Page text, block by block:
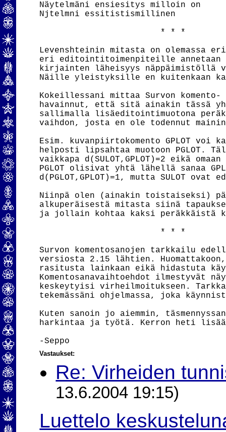
Näytelmäni ensiesitys milloin on
Njtelmni essitistismillinen
                        * * *
Levenshteinin mitasta on
eri editointitoimenpiteille
kirjainten läheisyys näppäimistöllä
Näille yleistyksille en kuitenkaan
Kokeillessani mittaa Survon
havainnut, että sitä ainakin tässä
sallimalla lisäeditointimuotona
vaihdon, josta en ole todennut
Esim. kuvanpiirtokomento GPLOT
helposti lipsahtaa muotoon PGLOT.
vaikkapa d(SULOT,GPLOT)=2 eikä
PGLOT olisivat yhtä lähellä sanaa
d(PGLOT,GPLOT)=1, mutta SULOT
Niinpä olen (ainakin toistaiseksi)
alkuperäisestä mitasta siinä
ja jollain kohtaa kaksi peräkkäistä
                        * * *
Survon komentosanojen tarkkailu
versiosta 2.15 lähtien.
rasitusta lainkaan eikä hidastuta
Komentosanavaihtoehdot ilmestyvät
keskeytyisi virheilmoitukseen.
tekemässäni ohjelmassa, joka
Kuten sanoin jo aiemmin,
harkintaa ja työtä. Kerron heti
Vastaukset:
Re: Virheiden
13.6.2004 19:15)
Luettelo